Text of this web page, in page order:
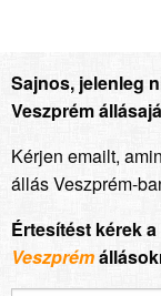
Sajnos, jelenleg
Veszprém
Kérjen emailt,
állás Veszprém-
Értesítést kérek
Veszprém